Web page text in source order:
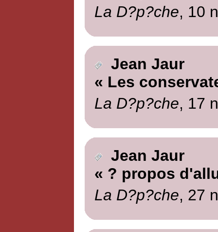
La D?p?che, 10
Jean Jaur
« Les
La D?p?che, 17
Jean Jaur
« ? propos
La D?p?che, 27